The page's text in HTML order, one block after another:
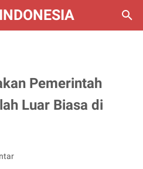
Pemerintah
Luar Biasa di